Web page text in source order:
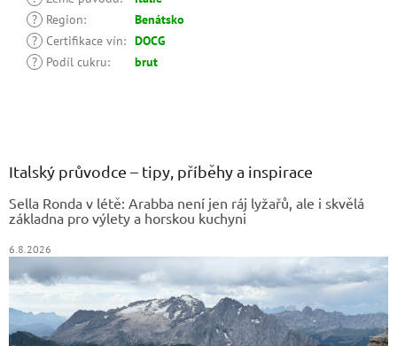
?
Region:
Benátsko
? Certifikace vín: DOCG
?
Podíl cukru: brut
Italský průvodce – tipy, příběhy a inspirace
Sella Ronda v létě: Arabba není jen ráj lyžařů, ale i skvělá
základna pro výlety a horskou kuchyni
6.8.2026